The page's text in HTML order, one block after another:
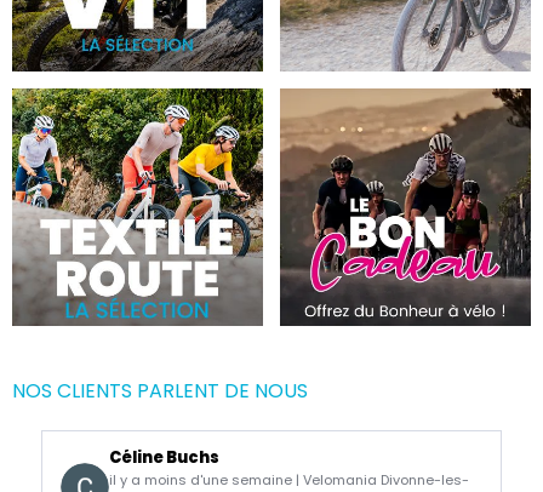
NOS CLIENTS PARLENT DE NOUS
Céline Buchs
il y a moins d'une semaine | Velomania Divonne-les-